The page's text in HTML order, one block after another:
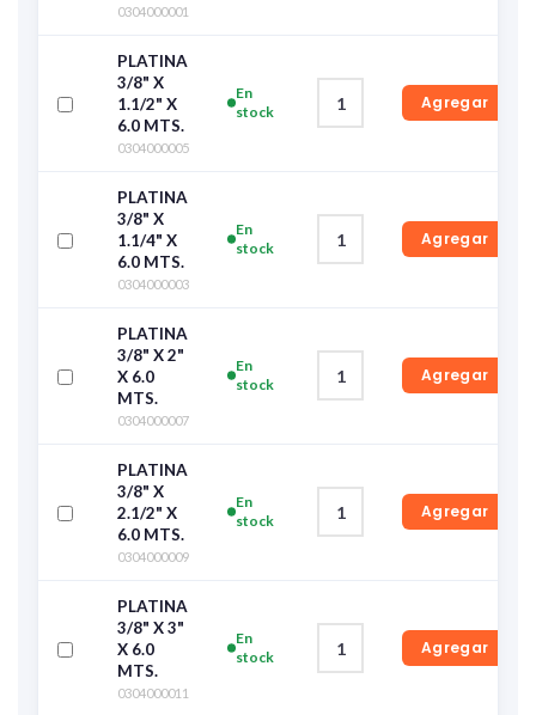
0304000001
PLATINA
3/8" X
1.1/2" X
6.0 MTS.
0304000005
En
stock
Agregar
PLATINA
3/8" X
1.1/4" X
6.0 MTS.
0304000003
En
stock
Agregar
PLATINA
3/8" X 2"
X 6.0
MTS.
0304000007
En
stock
Agregar
PLATINA
3/8" X
2.1/2" X
6.0 MTS.
0304000009
En
stock
Agregar
PLATINA
3/8" X 3"
X 6.0
MTS.
0304000011
En
stock
Agregar